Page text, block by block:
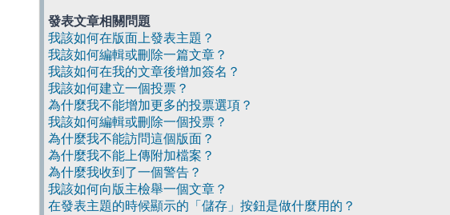
發表文章相關問題
我該如何在版面上發表主題？
我該如何編輯或刪除一篇文章？
我該如何在我的文章後增加簽名？
我該如何建立一個投票？
為什麼我不能增加更多的投票選項？
我該如何編輯或刪除一個投票？
為什麼我不能訪問這個版面？
為什麼我不能上傳附加檔案？
為什麼我收到了一個警告？
我該如何向版主檢舉一個文章？
在發表主題的時候顯示的「儲存」按鈕是做什麼用的？